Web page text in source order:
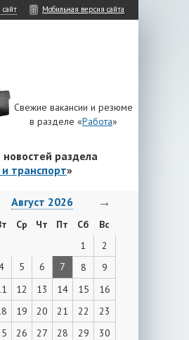
Мобильная версия сайта
Свежие вакансии и резюме
в разделе «Работа»
новостей раздела
транспорт»
Август 2026 →
Ср Чт Пт Сб
Вс
1
2
5 6 7 8
9
12 13 14 15
16
19 20 21 22
23
26 27 28 29
30